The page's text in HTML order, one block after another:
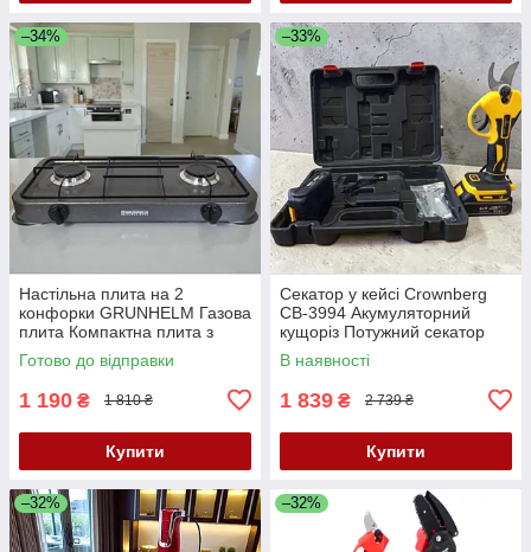
–34%
Настільна плита на 2
конфорки GRUNHELM Газова
плита Компактна плита з
емальованої сталі Кухонна
плита на дві конфорки К2
Готово до відправки
1 190 ₴ 1 810 ₴
Купити
–33%
Секатор у кейсі Crownberg
CB-3994 Акумуляторний
кущоріз Потужний секатор
64V 600W Надійний садовий
секатор Бездротовий секатор
В наявності
1 839 ₴ 2 739 ₴
Купити
–32% –32%